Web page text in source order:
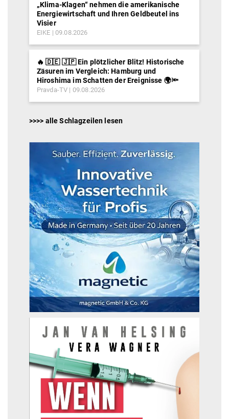
„Klima-Klagen“ nehmen die amerikanische
Energiewirtschaft und Ihren Geldbeutel ins
Visier
EIKE 09.08.2026
🔥 🇩🇪 🇯🇵 Ein plötzlicher Blitz! Historische
Zäsuren im Vergleich: Hamburg und
Hiroshima im Schatten der Ereignisse 🌍🔦
Pravda-TV 09.08.2026
>>>> alle Schlagzeilen lesen